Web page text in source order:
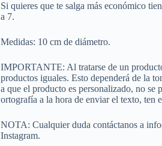
Si quieres que te salga más económico
a 7.
Medidas: 10 cm de diámetro.
IMPORTANTE: Al tratarse de un
productos iguales. Esto dependerá de la
a que el producto es personalizado, no se
ortografía a la hora de enviar el texto, ten
NOTA: Cualquier duda contáctanos a
Instagram.